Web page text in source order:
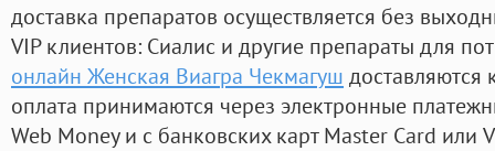
доставка препаратов осуществляется без
VIP клиентов: Сиалис и другие препараты для
онлайн Женская Виагра Чекмагуш доставляются
оплата принимаются через электронные
Web Money и с банковских карт Master Card или